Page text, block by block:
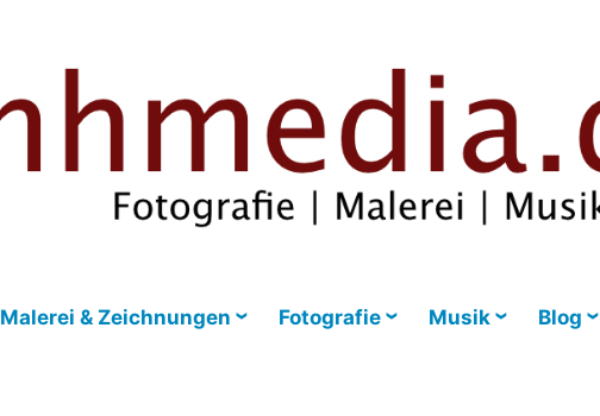
Malerei & Zeichnungen Fotografie Musik Blog